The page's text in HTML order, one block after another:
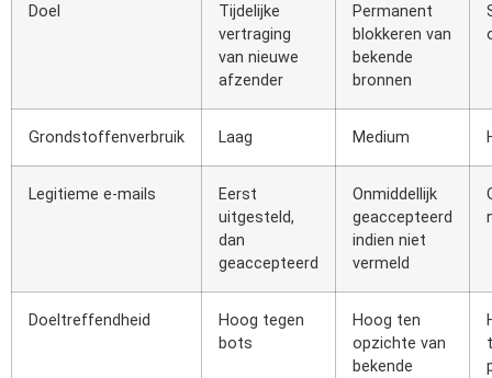
Doel
Tijdelijke
vertraging
van nieuwe
afzender
Permanent
blokkeren van
bekende
bronnen
Grondstoffenverbruik Laag Medium
Legitieme e-mails
Eerst
uitgesteld,
dan
geaccepteerd
Onmiddellijk
geaccepteerd
indien niet
vermeld
Doeltreffendheid
Hoog tegen
bots
Hoog ten
opzichte van
bekende